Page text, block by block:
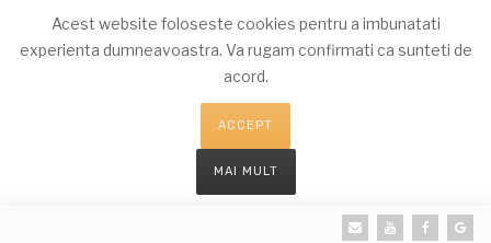
Acest website foloseste cookies pentru a imbunatati
experienta dumneavoastra. Va rugam confirmati ca sunteti de
acord.
ACCEPT
MAI MULT